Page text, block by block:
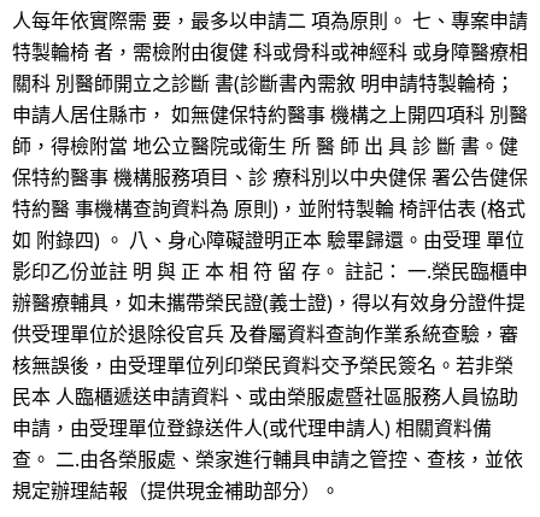
人每年依實際需 要，最多以申請二 項為原則。 七、專案申請
特製輪椅 者，需檢附由復健 科或骨科或神經科 或身障醫療相
關科 別醫師開立之診斷 書(診斷書內需敘 明申請特製輪椅；
申請人居住縣市， 如無健保特約醫事 機構之上開四項科 別醫
師，得檢附當 地公立醫院或衛生 所 醫 師 出 具 診 斷 書。健
保特約醫事 機構服務項目、診 療科別以中央健保 署公告健保
特約醫 事機構查詢資料為 原則)，並附特製輪 椅評估表 (格式
如 附錄四) 。 八、身心障礙證明正本 驗畢歸還。由受理 單位
影印乙份並註 明 與 正 本 相 符 留 存。 註記： 一.榮民臨櫃申
辦醫療輔具，如未攜帶榮民證(義士證)，得以有效身分證件提
供受理單位於退除役官兵 及眷屬資料查詢作業系統查驗，審
核無誤後，由受理單位列印榮民資料交予榮民簽名。若非榮
民本 人臨櫃遞送申請資料、或由榮服處暨社區服務人員協助
申請，由受理單位登錄送件人(或代理申請人) 相關資料備
查。 二.由各榮服處、榮家進行輔具申請之管控、查核，並依
規定辦理結報（提供現金補助部分）。